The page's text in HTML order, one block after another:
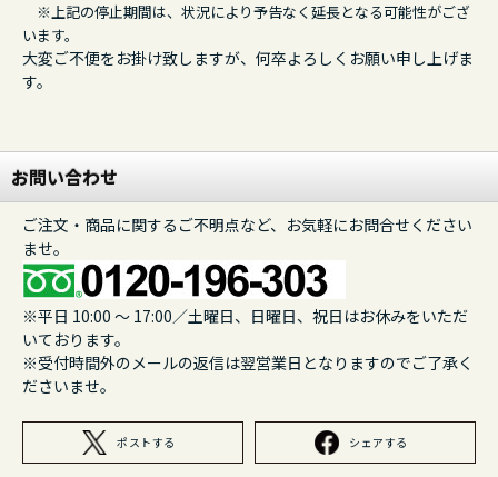
※上記の停止期間は、状況により予告なく延長となる可能性がござ
います。
大変ご不便をお掛け致しますが、何卒よろしくお願い申し上げま
す。
お問い合わせ
ご注文・商品に関するご不明点など、お気軽にお問合せください
ませ。
※平日 10:00 ～ 17:00／土曜日、日曜日、祝日はお休みをいただ
いております。
※受付時間外のメールの返信は翌営業日となりますのでご了承く
ださいませ。
ポストする シェアする